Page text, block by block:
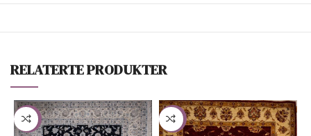
RELATERTE PRODUKTER
-68% -45%